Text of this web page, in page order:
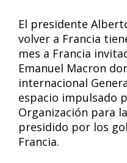
El presidente
volver a Francia
mes a Francia
Emanuel Macron
internacional
espacio impulsado
Organización para
presidido por los
Francia.